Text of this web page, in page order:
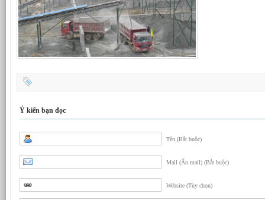
Ý kiến bạn đọc
Tên (Bắt buộc)
Mail (Ẩn mail) (Bắt buộc)
Website (Tùy chọn)